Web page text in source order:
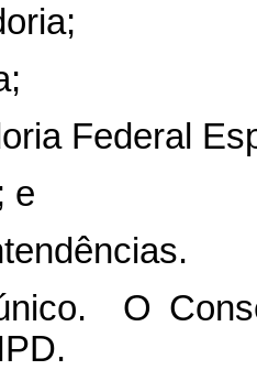
Federal
e
O